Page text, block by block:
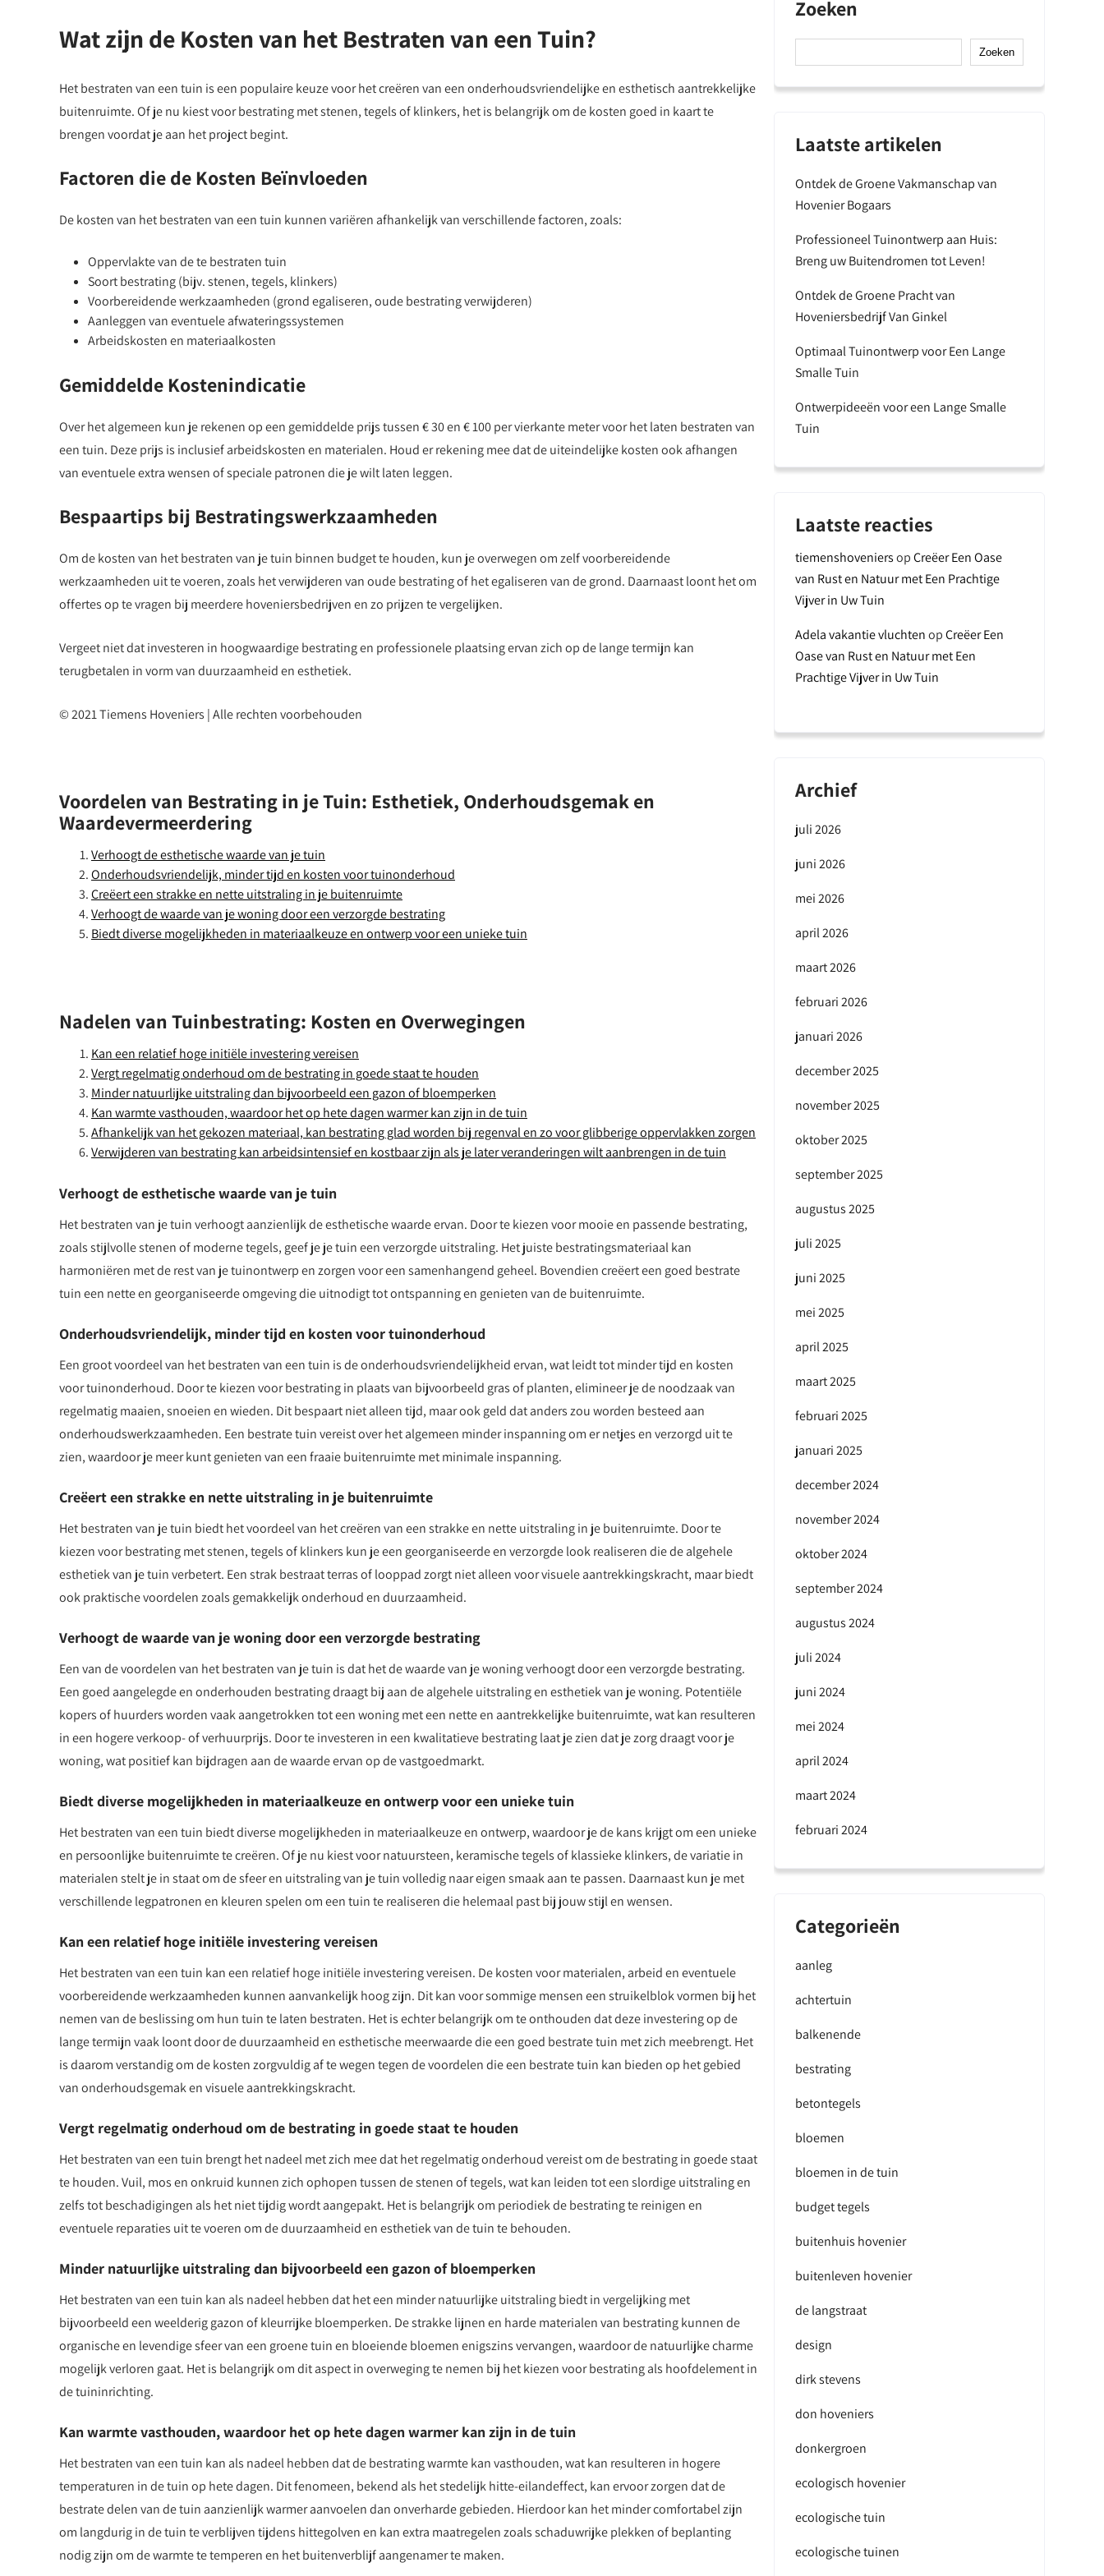
Wat zijn de Kosten van het Bestraten van een Tuin?
Het bestraten van een tuin is een populaire keuze voor het creëren van een onderhoudsvriendelijke en esthetisch aantrekkelijke
buitenruimte. Of je nu kiest voor bestrating met stenen, tegels of klinkers, het is belangrijk om de kosten goed in kaart te
brengen voordat je aan het project begint.
Factoren die de Kosten Beïnvloeden
De kosten van het bestraten van een tuin kunnen variëren afhankelijk van verschillende factoren, zoals:
Oppervlakte van de te bestraten tuin
Soort bestrating (bijv. stenen, tegels, klinkers)
Voorbereidende werkzaamheden (grond egaliseren, oude bestrating verwijderen)
Aanleggen van eventuele afwateringssystemen
Arbeidskosten en materiaalkosten
Gemiddelde Kostenindicatie
Over het algemeen kun je rekenen op een gemiddelde prijs tussen € 30 en € 100 per vierkante meter voor het laten bestraten van
een tuin. Deze prijs is inclusief arbeidskosten en materialen. Houd er rekening mee dat de uiteindelijke kosten ook afhangen
van eventuele extra wensen of speciale patronen die je wilt laten leggen.
Bespaartips bij Bestratingswerkzaamheden
Om de kosten van het bestraten van je tuin binnen budget te houden, kun je overwegen om zelf voorbereidende
werkzaamheden uit te voeren, zoals het verwijderen van oude bestrating of het egaliseren van de grond. Daarnaast loont het om
offertes op te vragen bij meerdere hoveniersbedrijven en zo prijzen te vergelijken.
Vergeet niet dat investeren in hoogwaardige bestrating en professionele plaatsing ervan zich op de lange termijn kan
terugbetalen in vorm van duurzaamheid en esthetiek.
© 2021 Tiemens Hoveniers | Alle rechten voorbehouden
Voordelen van Bestrating in je Tuin: Esthetiek, Onderhoudsgemak en
Waardevermeerdering
Verhoogt de esthetische waarde van je tuin
Onderhoudsvriendelijk, minder tijd en kosten voor tuinonderhoud
Creëert een strakke en nette uitstraling in je buitenruimte
Verhoogt de waarde van je woning door een verzorgde bestrating
Biedt diverse mogelijkheden in materiaalkeuze en ontwerp voor een unieke tuin
Nadelen van Tuinbestrating: Kosten en Overwegingen
Kan een relatief hoge initiële investering vereisen
Vergt regelmatig onderhoud om de bestrating in goede staat te houden
Minder natuurlijke uitstraling dan bijvoorbeeld een gazon of bloemperken
Kan warmte vasthouden, waardoor het op hete dagen warmer kan zijn in de tuin
Afhankelijk van het gekozen materiaal, kan bestrating glad worden bij regenval en zo voor glibberige oppervlakken zorgen
Verwijderen van bestrating kan arbeidsintensief en kostbaar zijn als je later veranderingen wilt aanbrengen in de tuin
Verhoogt de esthetische waarde van je tuin
Het bestraten van je tuin verhoogt aanzienlijk de esthetische waarde ervan. Door te kiezen voor mooie en passende bestrating,
zoals stijlvolle stenen of moderne tegels, geef je je tuin een verzorgde uitstraling. Het juiste bestratingsmateriaal kan
harmoniëren met de rest van je tuinontwerp en zorgen voor een samenhangend geheel. Bovendien creëert een goed bestrate
tuin een nette en georganiseerde omgeving die uitnodigt tot ontspanning en genieten van de buitenruimte.
Onderhoudsvriendelijk, minder tijd en kosten voor tuinonderhoud
Een groot voordeel van het bestraten van een tuin is de onderhoudsvriendelijkheid ervan, wat leidt tot minder tijd en kosten
voor tuinonderhoud. Door te kiezen voor bestrating in plaats van bijvoorbeeld gras of planten, elimineer je de noodzaak van
regelmatig maaien, snoeien en wieden. Dit bespaart niet alleen tijd, maar ook geld dat anders zou worden besteed aan
onderhoudswerkzaamheden. Een bestrate tuin vereist over het algemeen minder inspanning om er netjes en verzorgd uit te
zien, waardoor je meer kunt genieten van een fraaie buitenruimte met minimale inspanning.
Creëert een strakke en nette uitstraling in je buitenruimte
Het bestraten van je tuin biedt het voordeel van het creëren van een strakke en nette uitstraling in je buitenruimte. Door te
kiezen voor bestrating met stenen, tegels of klinkers kun je een georganiseerde en verzorgde look realiseren die de algehele
esthetiek van je tuin verbetert. Een strak bestraat terras of looppad zorgt niet alleen voor visuele aantrekkingskracht, maar biedt
ook praktische voordelen zoals gemakkelijk onderhoud en duurzaamheid.
Verhoogt de waarde van je woning door een verzorgde bestrating
Een van de voordelen van het bestraten van je tuin is dat het de waarde van je woning verhoogt door een verzorgde bestrating.
Een goed aangelegde en onderhouden bestrating draagt bij aan de algehele uitstraling en esthetiek van je woning. Potentiële
kopers of huurders worden vaak aangetrokken tot een woning met een nette en aantrekkelijke buitenruimte, wat kan resulteren
in een hogere verkoop- of verhuurprijs. Door te investeren in een kwalitatieve bestrating laat je zien dat je zorg draagt voor je
woning, wat positief kan bijdragen aan de waarde ervan op de vastgoedmarkt.
Biedt diverse mogelijkheden in materiaalkeuze en ontwerp voor een unieke tuin
Het bestraten van een tuin biedt diverse mogelijkheden in materiaalkeuze en ontwerp, waardoor je de kans krijgt om een unieke
en persoonlijke buitenruimte te creëren. Of je nu kiest voor natuursteen, keramische tegels of klassieke klinkers, de variatie in
materialen stelt je in staat om de sfeer en uitstraling van je tuin volledig naar eigen smaak aan te passen. Daarnaast kun je met
verschillende legpatronen en kleuren spelen om een tuin te realiseren die helemaal past bij jouw stijl en wensen.
Kan een relatief hoge initiële investering vereisen
Het bestraten van een tuin kan een relatief hoge initiële investering vereisen. De kosten voor materialen, arbeid en eventuele
voorbereidende werkzaamheden kunnen aanvankelijk hoog zijn. Dit kan voor sommige mensen een struikelblok vormen bij het
nemen van de beslissing om hun tuin te laten bestraten. Het is echter belangrijk om te onthouden dat deze investering op de
lange termijn vaak loont door de duurzaamheid en esthetische meerwaarde die een goed bestrate tuin met zich meebrengt. Het
is daarom verstandig om de kosten zorgvuldig af te wegen tegen de voordelen die een bestrate tuin kan bieden op het gebied
van onderhoudsgemak en visuele aantrekkingskracht.
Vergt regelmatig onderhoud om de bestrating in goede staat te houden
Het bestraten van een tuin brengt het nadeel met zich mee dat het regelmatig onderhoud vereist om de bestrating in goede staat
te houden. Vuil, mos en onkruid kunnen zich ophopen tussen de stenen of tegels, wat kan leiden tot een slordige uitstraling en
zelfs tot beschadigingen als het niet tijdig wordt aangepakt. Het is belangrijk om periodiek de bestrating te reinigen en
eventuele reparaties uit te voeren om de duurzaamheid en esthetiek van de tuin te behouden.
Minder natuurlijke uitstraling dan bijvoorbeeld een gazon of bloemperken
Het bestraten van een tuin kan als nadeel hebben dat het een minder natuurlijke uitstraling biedt in vergelijking met
bijvoorbeeld een weelderig gazon of kleurrijke bloemperken. De strakke lijnen en harde materialen van bestrating kunnen de
organische en levendige sfeer van een groene tuin en bloeiende bloemen enigszins vervangen, waardoor de natuurlijke charme
mogelijk verloren gaat. Het is belangrijk om dit aspect in overweging te nemen bij het kiezen voor bestrating als hoofdelement in
de tuininrichting.
Kan warmte vasthouden, waardoor het op hete dagen warmer kan zijn in de tuin
Het bestraten van een tuin kan als nadeel hebben dat de bestrating warmte kan vasthouden, wat kan resulteren in hogere
temperaturen in de tuin op hete dagen. Dit fenomeen, bekend als het stedelijk hitte-eilandeffect, kan ervoor zorgen dat de
bestrate delen van de tuin aanzienlijk warmer aanvoelen dan onverharde gebieden. Hierdoor kan het minder comfortabel zijn
om langdurig in de tuin te verblijven tijdens hittegolven en kan extra maatregelen zoals schaduwrijke plekken of beplanting
nodig zijn om de warmte te temperen en het buitenverblijf aangenamer te maken.
Zoeken
Zoeken
Laatste artikelen
Ontdek de Groene Vakmanschap van
Hovenier Bogaars
Professioneel Tuinontwerp aan Huis:
Breng uw Buitendromen tot Leven!
Ontdek de Groene Pracht van
Hoveniersbedrijf Van Ginkel
Optimaal Tuinontwerp voor Een Lange
Smalle Tuin
Ontwerpideeën voor een Lange Smalle
Tuin
Laatste reacties
tiemenshoveniersopCreëer Een Oase
van Rust en Natuur met Een Prachtige
Vijver in Uw Tuin
Adela vakantie vluchtenopCreëer Een
Oase van Rust en Natuur met Een
Prachtige Vijver in Uw Tuin
Archief
juli 2026
juni 2026
mei 2026
april 2026
maart 2026
februari 2026
januari 2026
december 2025
november 2025
oktober 2025
september 2025
augustus 2025
juli 2025
juni 2025
mei 2025
april 2025
maart 2025
februari 2025
januari 2025
december 2024
november 2024
oktober 2024
september 2024
augustus 2024
juli 2024
juni 2024
mei 2024
april 2024
maart 2024
februari 2024
Categorieën
aanleg
achtertuin
balkenende
bestrating
betontegels
bloemen
bloemen in de tuin
budget tegels
buitenhuis hovenier
buitenleven hovenier
de langstraat
design
dirk stevens
don hoveniers
donkergroen
ecologisch hovenier
ecologische tuin
ecologische tuinen